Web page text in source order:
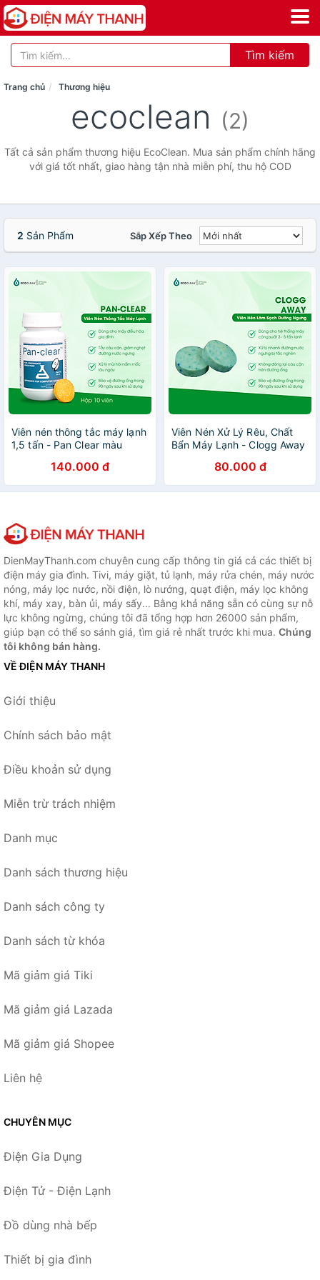
Tìm kiếm
Trang chủ Thương hiệu
ecoclean (2)
Tất cả sản phẩm thương hiệu EcoClean. Mua sản phẩm chính hãng
với giá tốt nhất, giao hàng tận nhà miễn phí, thu hộ COD
2 Sản Phẩm Sắp Xếp Theo
Viên nén thông tắc máy lạnh
1,5 tấn - Pan Clear màu
bẩn - Hộp 10 viên
140.000 đ
Viên Nén Xử Lý Rêu, Chất
Bẩn Máy Lạnh - Clogg Away
Cho Hệ Thống Điều Hoà 5
Tấn
80.000 đ
DienMayThanh.com chuyên cung cấp thông tin giá cả các thiết bị
điện máy gia đình. Tivi, máy giặt, tủ lạnh, máy rửa chén, máy nước
nóng, máy lọc nước, nồi điện, lò nướng, quạt điện, máy lọc không
khí, máy xay, bàn ủi, máy sấy... Bằng khả năng sẵn có cùng sự nỗ
lực không ngừng, chúng tôi đã tổng hợp hơn 26000 sản phẩm,
giúp bạn có thể so sánh giá, tìm giá rẻ nhất trước khi mua. Chúng
tôi không bán hàng.
VỀ ĐIỆN MÁY THANH
Giới thiệu
Chính sách bảo mật
Điều khoản sử dụng
Miễn trừ trách nhiệm
Danh mục
Danh sách thương hiệu
Danh sách công ty
Danh sách từ khóa
Mã giảm giá Tiki
Mã giảm giá Lazada
Mã giảm giá Shopee
Liên hệ
CHUYÊN MỤC
Điện Gia Dụng
Điện Tử - Điện Lạnh
Đồ dùng nhà bếp
Thiết bị gia đình